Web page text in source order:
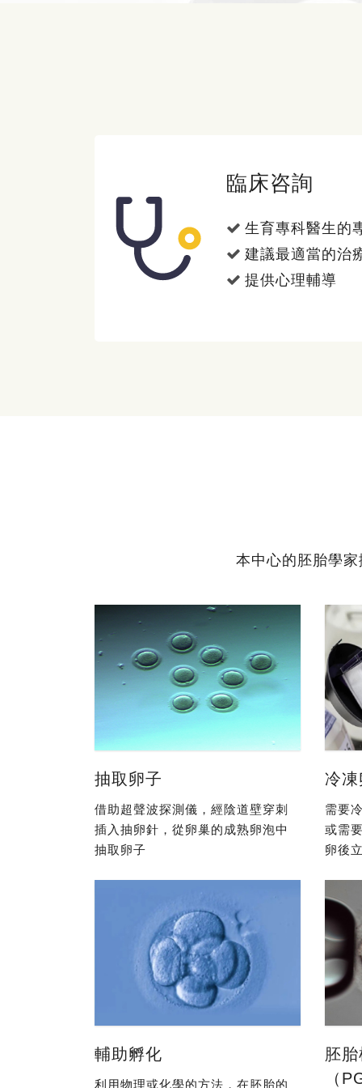
臨床咨詢
生育專科醫生的
建議最適當的治
提供心理輔導
本中心的胚胎學
抽取卵子
借助超聲波探測儀，經陰道壁穿刺
插入抽卵針，從卵巢的成熟卵泡中
抽取卵子
冷
需要
或需
卵後
輔助孵化
利用物理或化學的方法，在胚胎的
胚
（